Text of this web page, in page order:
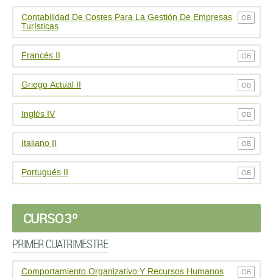
Contabilidad De Costes Para La Gestión De Empresas
Turísticas
OB
Francés II OB
Griego Actual II OB
Inglés IV OB
Italiano II OB
Portugués II OB
CURSO 3º
PRIMER CUATRIMESTRE
Comportamiento Organizativo Y Recursos Humanos OB